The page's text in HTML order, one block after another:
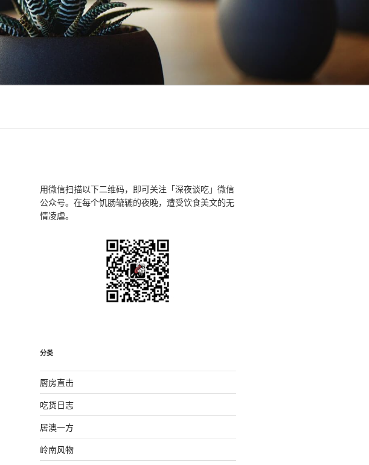
用微信扫描以下二维码，即可关注「深夜谈吃」微信
公众号。在每个饥肠辘辘的夜晚，遭受饮食美文的无
情凌虐。
分类
厨房直击
吃货日志
居澳一方
岭南风物